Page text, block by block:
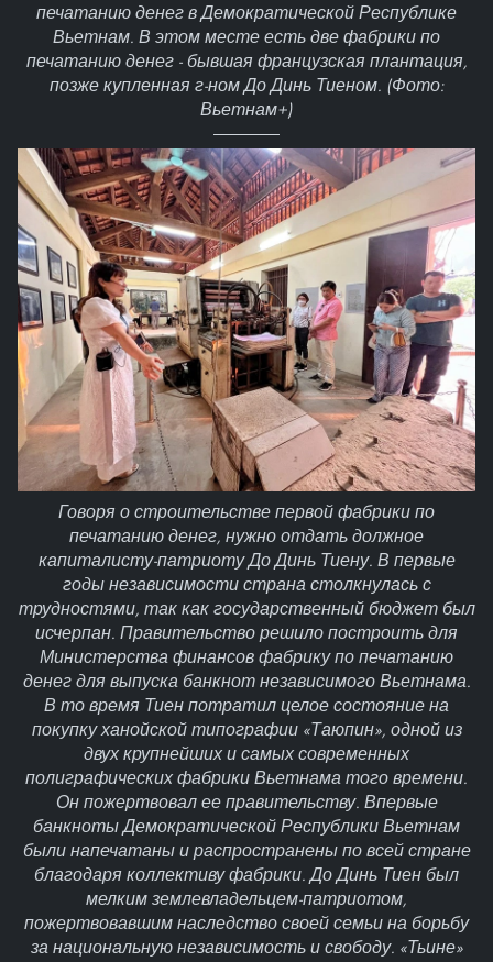
печатанию денег в Демократической Республике
Вьетнам. В этом месте есть две фабрики по
печатанию денег - бывшая французская плантация,
позже купленная г-ном До Динь Тиеном. (Фото:
Вьетнам+)
Говоря о строительстве первой фабрики по
печатанию денег, нужно отдать должное
капиталисту-патриоту До Динь Тиену. В первые
годы независимости страна столкнулась с
трудностями, так как государственный бюджет был
исчерпан. Правительство решило построить для
Министерства финансов фабрику по печатанию
денег для выпуска банкнот независимого Вьетнама.
В то время Тиен потратил целое состояние на
покупку ханойской типографии «Таюпин», одной из
двух крупнейших и самых современных
полиграфических фабрики Вьетнама того времени.
Он пожертвовал ее правительству. Впервые
банкноты Демократической Республики Вьетнам
были напечатаны и распространены по всей стране
благодаря коллективу фабрики. До Динь Тиен был
мелким землевладельцем-патриотом,
пожертвовавшим наследство своей семьи на борьбу
за национальную независимость и свободу. «Тьине»